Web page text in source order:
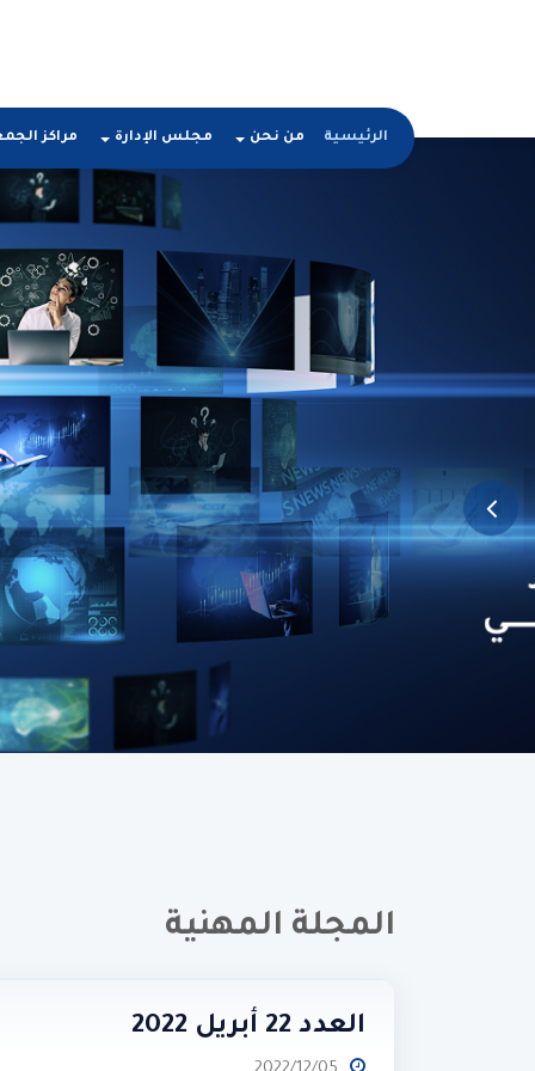
الرئيسية من نحن مجلس الإدارة مراكز
المجلة المهنية
العدد 22 أبريل 2022